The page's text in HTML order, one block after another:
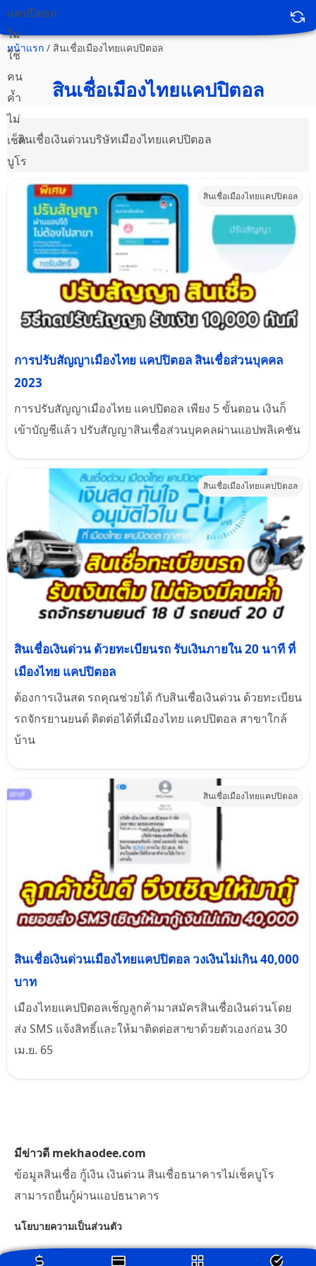
หน้าแรก / สินเชื่อเมืองไทยแคปปิตอล
สินเชื่อเมืองไทยแคปปิตอล
สินเชื่อเงินด่วนบริษัทเมืองไทยแคปปิตอล
สินเชื่อเมืองไทยแคปปิตอล
การปรับสัญญาเมืองไทย แคปปิตอล สินเชื่อส่วนบุคคล
2023
การปรับสัญญาเมืองไทย แคปปิตอล เพียง 5 ขั้นตอน เงินก็
เข้าบัญชีเเล้ว ปรับสัญญาสินเชื่อส่วนบุคคลผ่านแอปพลิเคชัน
สินเชื่อเมืองไทยแคปปิตอล
สินเชื่อเงินด่วน ด้วยทะเบียนรถ รับเงินภายใน 20 นาที ที่
เมืองไทย แคปปิตอล
ต้องการเงินสด รถคุณช่วยได้ กับสินเชื่อเงินด่วน ด้วยทะเบียน
รถจักรยานยนต์ ติดต่อได้ที่เมืองไทย แคปปิตอล สาขาใกล้
บ้าน
สินเชื่อเมืองไทยแคปปิตอล
สินเชื่อเงินด่วนเมืองไทยแคปปิตอล วงเงินไม่เกิน 40,000
บาท
เมืองไทยแคปปิตอลเช็ญลูกค้ามาสมัครสินเชื่อเงินด่วนโดย
ส่ง SMS แจ้งสิทธิ์และให้มาติดต่อสาขาด้วยตัวเองก่อน 30
เม.ย. 65
มีข่าวดี mekhaodee.com
ข้อมูลสินเชื่อ กู้เงิน เงินด่วน สินเชื่อธนาคารไม่เช็คบูโร
สามารถยื่นกู้ผ่านแอปธนาคาร
นโยบายความเป็นส่วนตัว